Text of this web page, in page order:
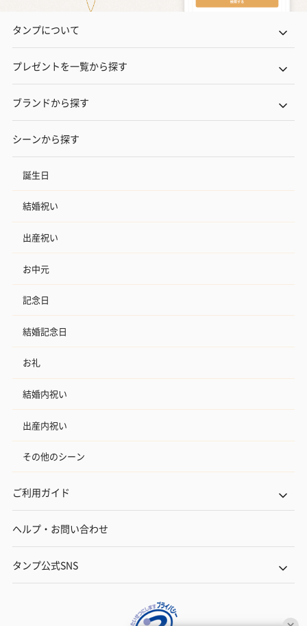
タンプについて
プレゼントを一覧から探す
ブランドから探す
シーンから探す
誕生日
結婚祝い
出産祝い
お中元
記念日
結婚記念日
お礼
結婚内祝い
出産内祝い
その他のシーン
ご利用ガイド
ヘルプ・お問い合わせ
タンプ公式SNS